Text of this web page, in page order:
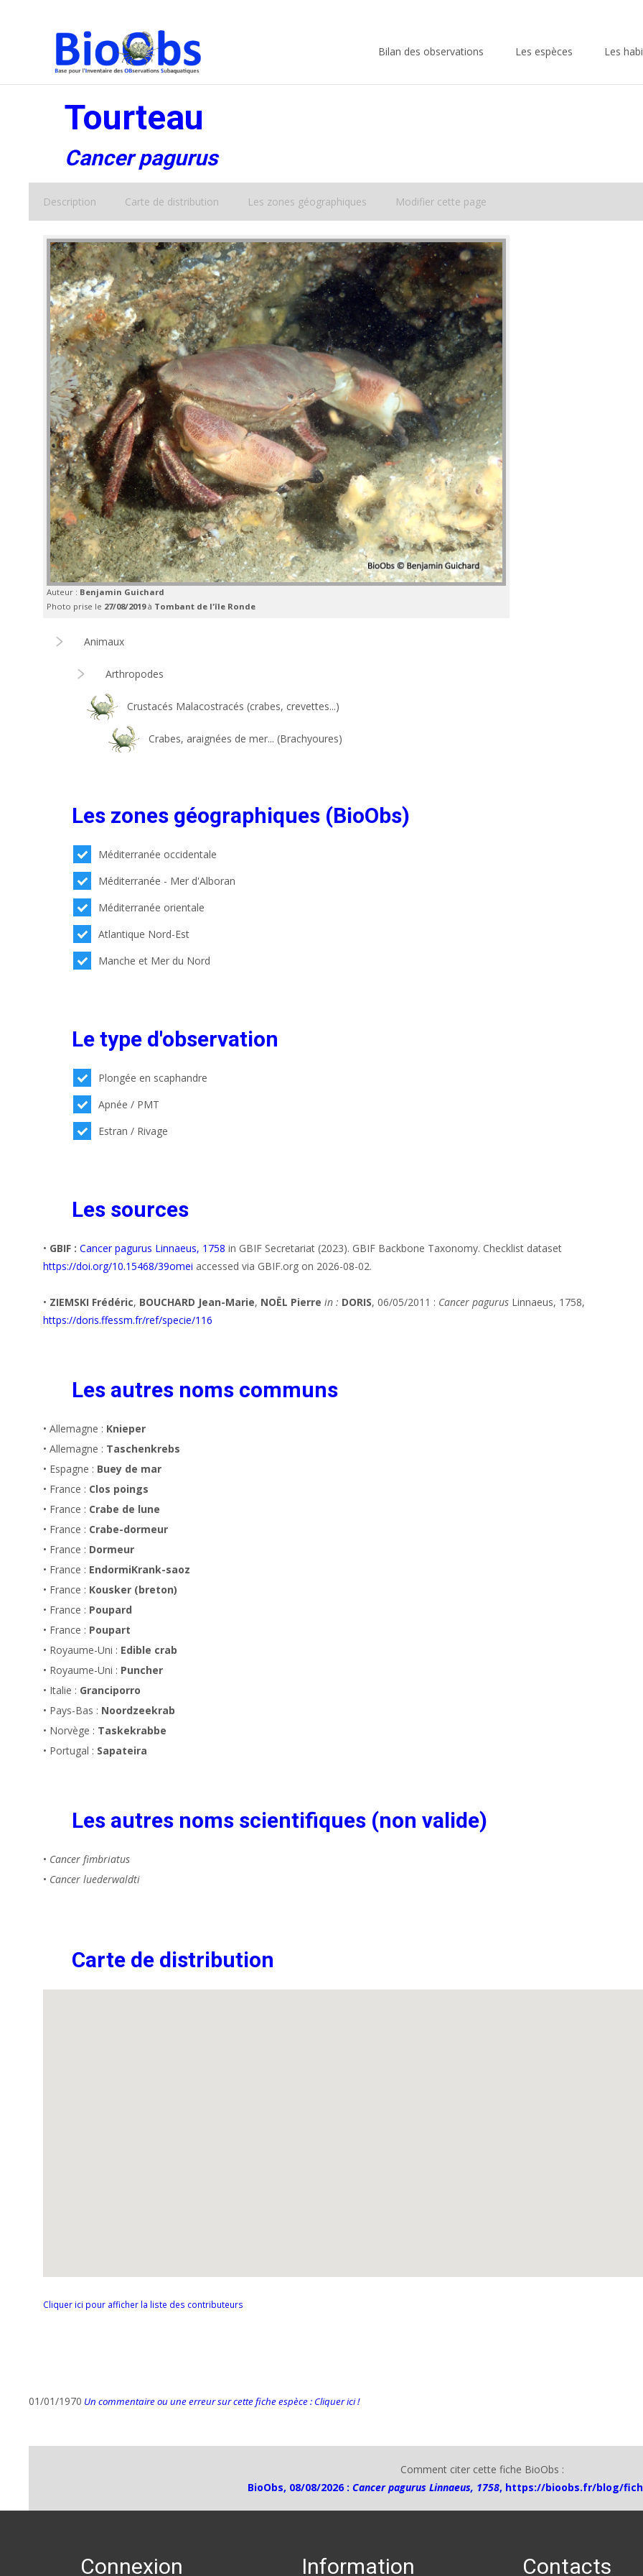
Bilan des observations Les espèces Les
Tourteau
Cancer pagurus
Description Carte de distribution Les zones géographiques Modifier cette page
Auteur : Benjamin Guichard
Photo prise le 27/08/2019à Tombant de l'île Ronde
Animaux
Arthropodes
Crustacés Malacostracés (crabes, crevettes...)
Crabes, araignées de mer... (Brachyoures)
Les zones géographiques (BioObs)
Méditerranée occidentale
Méditerranée - Mer d'Alboran
Méditerranée orientale
Atlantique Nord-Est
Manche et Mer du Nord
Le type d'observation
Plongée en scaphandre
Apnée / PMT
Estran / Rivage
Les sources
• GBIF : Cancer pagurus Linnaeus, 1758 in GBIF Secretariat (2023). GBIF Backbone Taxonomy. Checklist dataset
https://doi.org/10.15468/39omei accessed via GBIF.org on 2026-08-02.
• ZIEMSKI Frédéric, BOUCHARD Jean-Marie, NOËL Pierre in : DORIS, 06/05/2011 : Cancer pagurus Linnaeus, 1758,
https://doris.ffessm.fr/ref/specie/116
Les autres noms communs
• Allemagne : Knieper
• Allemagne : Taschenkrebs
• Espagne : Buey de mar
• France : Clos poings
• France : Crabe de lune
• France : Crabe-dormeur
• France : Dormeur
• France : EndormiKrank-saoz
• France : Kousker (breton)
• France : Poupard
• France : Poupart
• Royaume-Uni : Edible crab
• Royaume-Uni : Puncher
• Italie : Granciporro
• Pays-Bas : Noordzeekrab
• Norvège : Taskekrabbe
• Portugal : Sapateira
Les autres noms scientifiques (non valide)
• Cancer fimbriatus
• Cancer luederwaldti
Carte de distribution
Cliquer ici pour afficher la liste des contributeurs
01/01/1970 Un commentaire ou une erreur sur cette fiche espèce : Cliquer ici !
Comment citer cette fiche BioObs :
BioObs, 08/08/2026 : Cancer pagurus Linnaeus, 1758, https://bioobs.fr/blog/
Connexion Information Contacts